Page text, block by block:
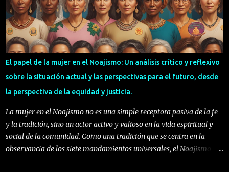
Jesús? En definitiva, ¿Por qué no somos cristianos? Para entender
esto debemos analizar que hay en los fundamentos de las creencias
cristianas. El cristianismo empezó con un judío: Jesús vivió como un
judío en tiempos de nuestros más grandes Sabios Talmúdicos. El
gran Hillel vivió una generación antes y Rabi Akiva lo hizo una
generación después. Sin embargo, nuestras propias fuentes tienen
registrado muy poco sobre la vida de Jesús, o Yashua, sea como le
llamen. Todo lo qu...
El papel de la mujer en el Noajismo: Un análisis crítico y reflexivo
sobre la situación actual y las perspectivas para el futuro, desde
la perspectiva de la equidad y justicia.
La mujer en el Noajismo no es una simple receptora pasiva de la fe
y la tradición, sino un actor activo y valioso en la vida espiritual y
social de la comunidad. Como una tradición que se centra en la
observancia de los siete mandamientos universales, el Noajismo